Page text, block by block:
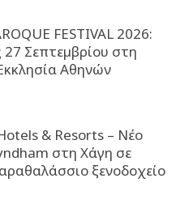
FESTIVAL 2026:
Σεπτεµβρίου στη
Αθηνών
& Resorts – Νέο
στη Χάγη σε
ξενοδοχείο